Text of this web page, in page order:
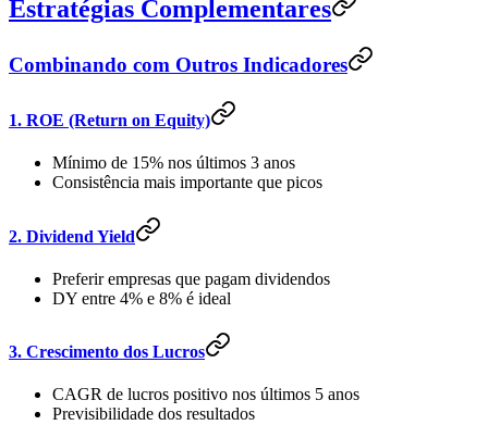
Estratégias Complementares
Combinando com Outros Indicadores
1. ROE (Return on Equity)
Mínimo de 15% nos últimos 3 anos
Consistência mais importante que picos
2. Dividend Yield
Preferir empresas que pagam dividendos
DY entre 4% e 8% é ideal
3. Crescimento dos Lucros
CAGR de lucros positivo nos últimos 5 anos
Previsibilidade dos resultados